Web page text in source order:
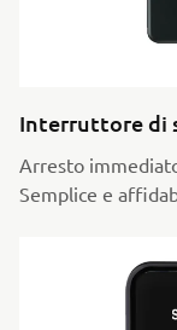
Interruttore di
Arresto
Semplice e